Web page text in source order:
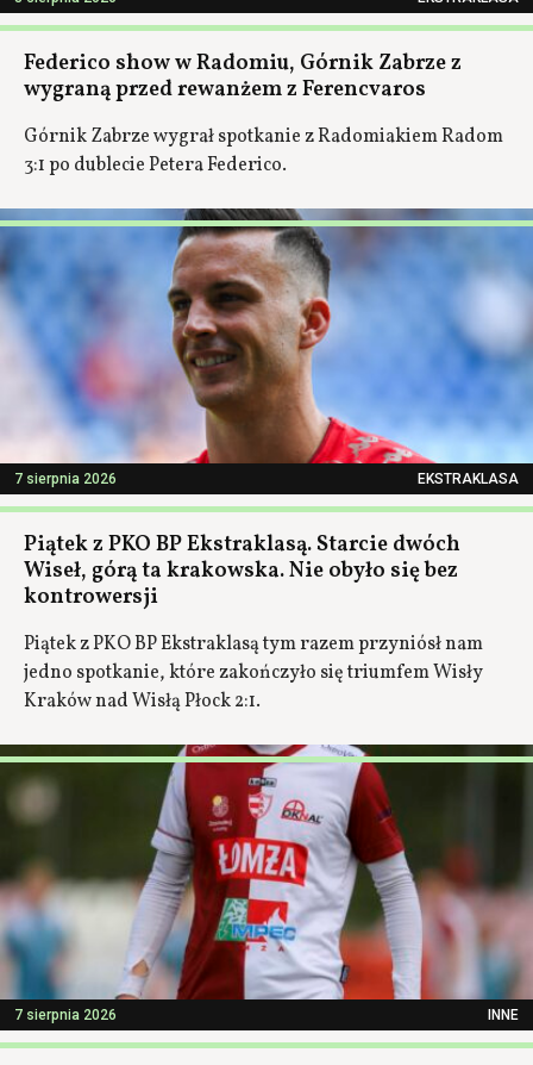
Federico show w Radomiu, Górnik Zabrze z
wygraną przed rewanżem z Ferencvaros
Górnik Zabrze wygrał spotkanie z Radomiakiem Radom
3:1 po dublecie Petera Federico.
7 sierpnia 2026 EKSTRAKLASA
Piątek z PKO BP Ekstraklasą. Starcie dwóch
Wiseł, górą ta krakowska. Nie obyło się bez
kontrowersji
Piątek z PKO BP Ekstraklasą tym razem przyniósł nam
jedno spotkanie, które zakończyło się triumfem Wisły
Kraków nad Wisłą Płock 2:1.
7 sierpnia 2026 INNE